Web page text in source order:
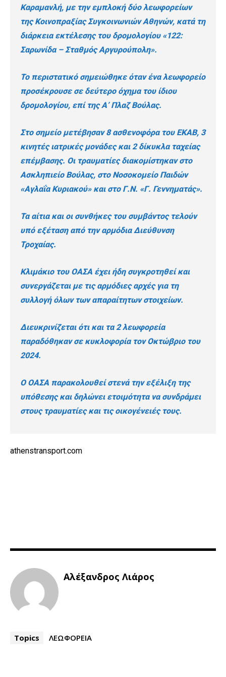
Καραμανλή, με την εμπλοκή δύο λεωφορείων
της Κοινοπραξίας Συγκοινωνιών Αθηνών, κατά τη
διάρκεια εκτέλεσης του δρομολογίου «122:
Σαρωνίδα – Σταθμός Αργυρούπολη».
Το περιστατικό σημειώθηκε όταν ένα λεωφορείο
προσέκρουσε σε δεύτερο όχημα του ίδιου
δρομολογίου, επί της Α’ Πλαζ Βούλας.
Στο σημείο μετέβησαν 8 ασθενοφόρα του ΕΚΑΒ, 3
κινητές ιατρικές μονάδες και 2 δίκυκλα ταχείας
επέμβασης. Οι τραυματίες διακομίστηκαν στο
Ασκληπιείο Βούλας, στο Νοσοκομείο Παιδών
«Αγλαΐα Κυριακού» και στο Γ.Ν. «Γ. Γεννηματάς».
Τα αίτια και οι συνθήκες του συμβάντος τελούν
υπό εξέταση από την αρμόδια Διεύθυνση
Τροχαίας.
Κλιμάκιο του ΟΑΣΑ έχει ήδη συγκροτηθεί και
συνεργάζεται με τις αρμόδιες αρχές για τη
συλλογή όλων των απαραίτητων στοιχείων.
Διευκρινίζεται ότι και τα 2 λεωφορεία
παραδόθηκαν σε κυκλοφορία τον Οκτώβριο του
2024.
Ο ΟΑΣΑ παρακολουθεί στενά την εξέλιξη της
υπόθεσης και δηλώνει ετοιμότητα να συνδράμει
στους τραυματίες και τις οικογένειές τους.
athenstransport.com
Αλέξανδρος Λιάρος
Topics ΛΕΩΦΟΡΕΙΑ